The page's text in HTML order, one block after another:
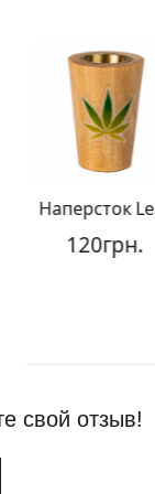
Наперсток Leaf
120грн.
свой отзыв!